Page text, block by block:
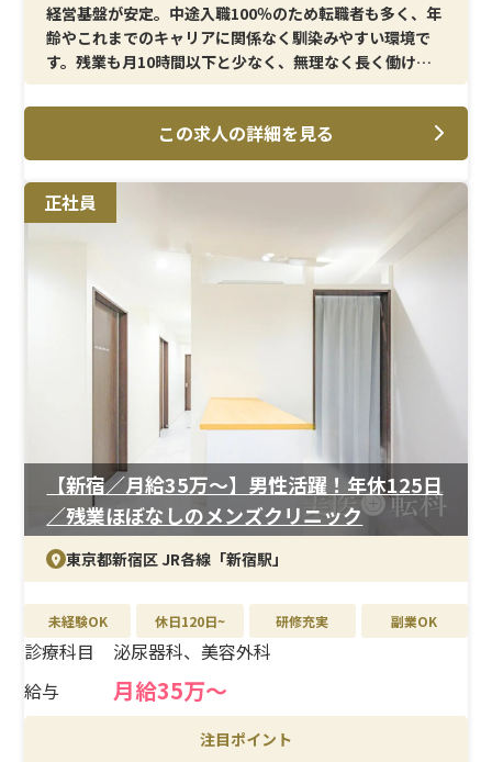
経営基盤が安定。中途入職100％のため転職者も多く、年
齢やこれまでのキャリアに関係なく馴染みやすい環境で
す。残業も月10時間以下と少なく、無理なく長く働ける
職場です。
AGA治療・美容皮膚科を中心に、採血・点滴、メソセラ
ピー、ミノキジェットなどがメイン。臨床経験を活かしな
がら、専門性を高めていけます。
美容医療が初めての方でも安心してスタートできる教育
体制を整備。現場でのフォロー体制もあり、業務を一つず
月給33万円以上、年間休日125日と好条件。結婚・出産祝
金は第一子30万円、第二子40万円を支給。育休取得率は
女性100％、男性33％と実績もあり、ライフイベントを経
ても安定して働き続けやすい環境です。
この求人の詳細を見る
正社員
【新宿／月給35万〜】男性活躍！年休125日
／残業ほぼなしのメンズクリニック
東京都新宿区 JR各線「新宿駅」
未経験OK 休日120日~ 研修充実 副業OK
診療科目
泌尿器科、美容外科
給与
月給35万〜
注目ポイント